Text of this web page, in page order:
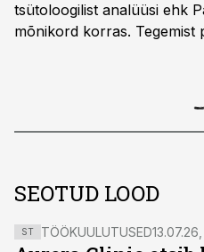
tsütoloogilist analüüsi ehk
mõnikord korras. Tegemist
SEOTUD LOOD
ST TÖÖKUULUTUSED13.07.26,